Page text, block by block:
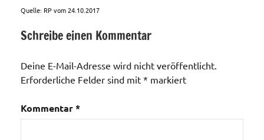
Quelle: RP vom 24.10.2017
Kaserne
Schreibe einen Kommentar
Deine E-Mail-Adresse wird nicht veröffentlicht.
Erforderliche Felder sind mit * markiert
Kommentar*